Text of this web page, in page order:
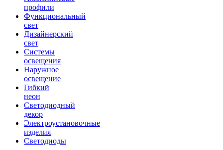
профили
Функциональный
свет
Дизайнерский
свет
Системы
освещения
Наружное
освещение
Гибкий
неон
Светодиодный
декор
Электроустановочные
изделия
Светодиоды